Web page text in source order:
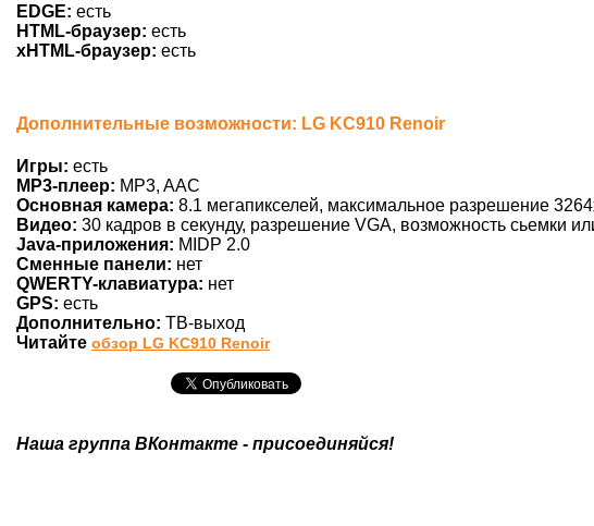
EDGE: есть
HTML-браузер: есть
xHTML-браузер: есть
Дополнительные возможности: LG KC910 Renoir
Игры: есть
MP3-плеер: MP3, AAC
Основная камера: 8.1 мегапикселей, максимальное разрешение
Видео: 30 кадров в секунду, разрешение VGA, возможность сьемки
Java-приложения: MIDP 2.0
Сменные панели: нет
QWERTY-клавиатура: нет
GPS: есть
Дополнительно: ТВ-выход
Читайте обзор LG KC910 Renoir
Наша группа ВКонтакте - присоединяйся!